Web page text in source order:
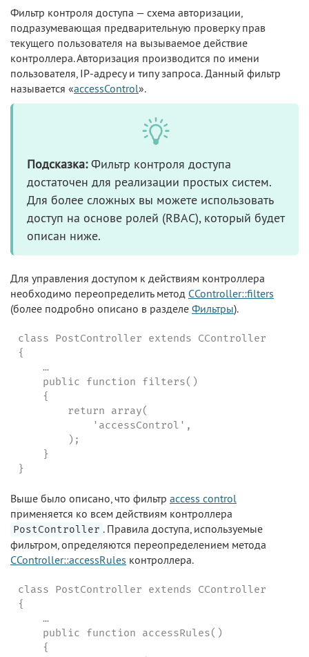
Фильтр контроля доступа — схема авторизации,
подразумевающая предварительную проверку прав
текущего пользователя на вызываемое действие
контроллера. Авторизация производится по имени
пользователя, IP-адресу и типу запроса. Данный фильтр
называется «accessControl».
Подсказка:Фильтр контроля доступа
достаточен для реализации простых систем.
Для более сложных вы можете использовать
доступ на основе ролей (RBAC), который будет
описан ниже.
Для управления доступом к действиям контроллера
необходимо переопределить метод CController::filters
(более подробно описано в разделе Фильтры).
class PostController extends CController
{
    …
    public function filters()
    {
        return array(
            'accessControl',
        );
    }
}
Выше было описано, что фильтр access control
применяется ко всем действиям контроллера
PostController . Правила доступа, используемые
фильтром, определяются переопределением метода
CController::accessRules контроллера.
class PostController extends CController
{
    …
    public function accessRules()
    {